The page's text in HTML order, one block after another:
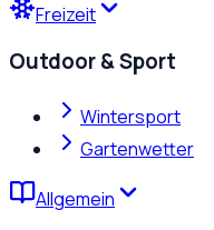
Freizeit
Outdoor & Sport
Wintersport
Gartenwetter
Allgemein